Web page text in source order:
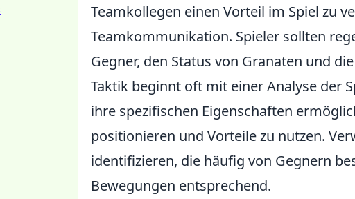
Teamkollegen einen Vorteil im Spiel zu
Teamkommunikation. Spieler sollten
Gegner, den Status von Granaten und
Taktik beginnt oft mit einer Analyse der
ihre spezifischen Eigenschaften
positionieren und Vorteile zu nutzen.
identifizieren, die häufig von Gegnern
Bewegungen entsprechend.